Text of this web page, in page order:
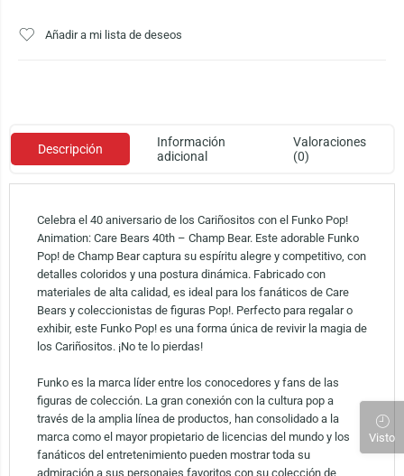
Añadir a mi lista de deseos
Descripción
Información
adicional
Valoraciones
(0)
Celebra el 40 aniversario de los Cariñositos con el Funko Pop!
Animation: Care Bears 40th – Champ Bear. Este adorable Funko
Pop! de Champ Bear captura su espíritu alegre y competitivo, con
detalles coloridos y una postura dinámica. Fabricado con
materiales de alta calidad, es ideal para los fanáticos de Care
Bears y coleccionistas de figuras Pop!. Perfecto para regalar o
exhibir, este Funko Pop! es una forma única de revivir la magia de
los Cariñositos. ¡No te lo pierdas!
Funko es la marca líder entre los conocedores y fans de las
figuras de colección. La gran conexión con la cultura pop a
través de la amplia línea de productos, han consolidado a la
marca como el mayor propietario de licencias del mundo y los
fanáticos del entretenimiento pueden mostrar toda su
admiración a sus personajes favoritos con su colección de
Visto